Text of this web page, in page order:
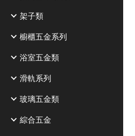
架子類
櫥櫃五金系列
浴室五金類
滑軌系列
玻璃五金類
綜合五金